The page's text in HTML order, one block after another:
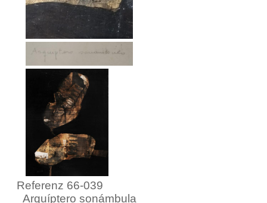
Referenz 66-039
Arquíptero sonámbula